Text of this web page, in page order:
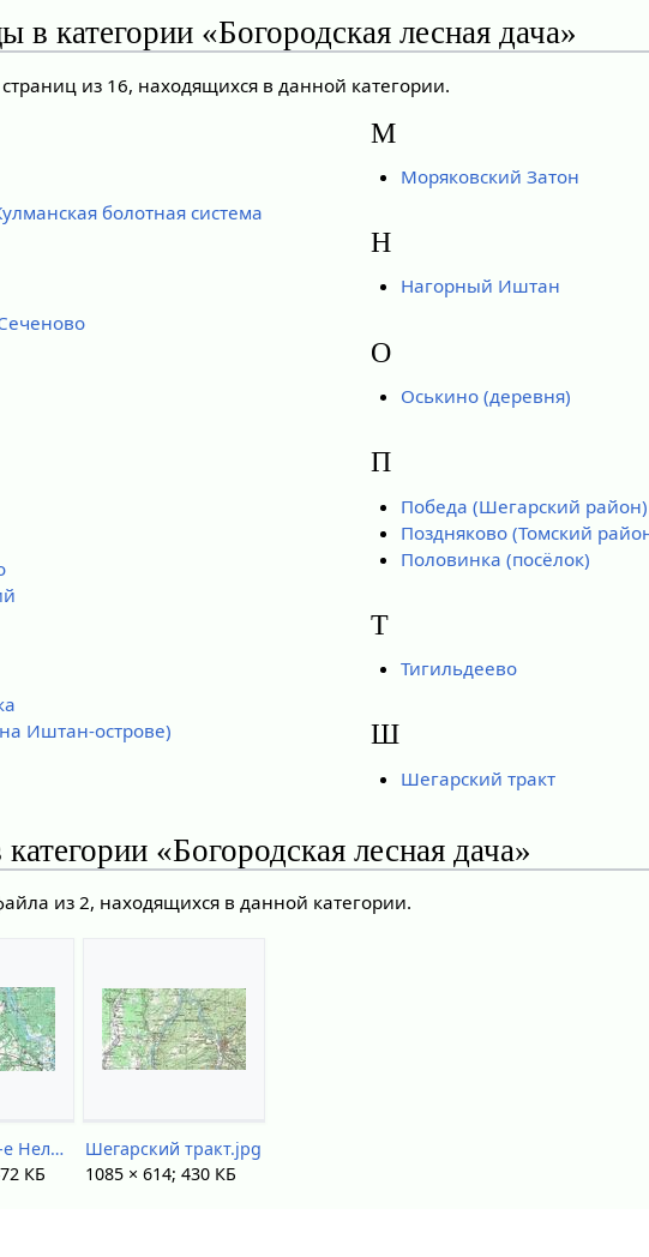
в категории «Богородская лесная дача»
из 16, находящихся в данной категории.
болотная система
Иштан-острове)
М
Моряковский Затон
Н
Нагорный Иштан
О
Оськино (деревня)
П
Победа (Шегарский район)
Поздняково (Томский
Половинка (посёлок)
Т
Тигильдеево
Ш
Шегарский тракт
«Богородская лесная дача»
из 2, находящихся в данной категории.
Болота 1960-е Нелюбино.jpg
КБ
Шегарский тракт.jpg
1085 × 614; 430 КБ